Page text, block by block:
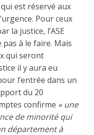
est réservé aux
Pour ceux
la justice, l’ASE
à le faire. Mais
qui seront
il y aura eu
l’entrée dans un
du 20
confirme « une
de minorité qui
département à